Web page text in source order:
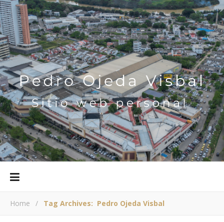
Home / Tag Archives: Pedro Ojeda Visbal